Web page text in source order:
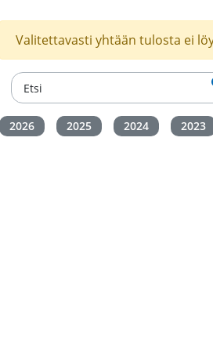
Valitettavasti yhtään tulosta ei
2026 2025 2024 2023